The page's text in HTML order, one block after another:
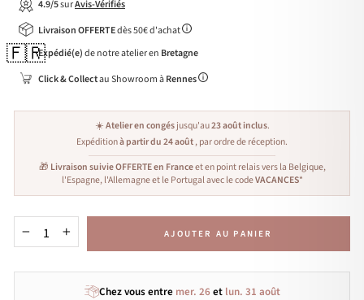
4.9/5surAvis-Vérifiés
Livraison OFFERTEdès 50€ d'achat
🇫🇷Expédié(e)de notre atelier en Bretagne
Click & Collectau Showroom àRennes
☀️Atelier en congésjusqu'au23 août inclus.
Expéditionà partir du 24 août, par ordre de réception.
🎁 Livraison suivie OFFERTE en Franceet en point relais vers la Belgique,
l'Espagne, l'Allemagne et le Portugal avec le codeVACANCES*
+ AJOUTER AU PANIER
Chez vous entre mer. 26et lun. 31 août